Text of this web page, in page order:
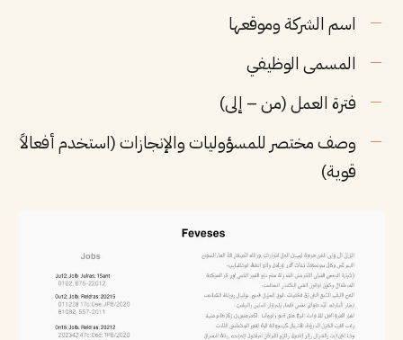
اسم الشركة وموقعها
المسمى الوظيفي
فترة العمل (من – إلى)
وصف مختصر للمسؤوليات والإنجازات (استخدم أفعالاً
قوية)